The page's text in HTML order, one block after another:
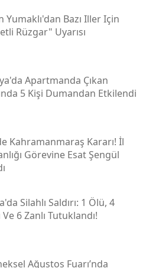
Yumaklı'dan Bazı Iller Için
Rüzgar" Uyarısı
Apartmanda Çıkan
5 Kişi Dumandan Etkilendi
Kahramanmaraş Kararı! İl
Görevine Esat Şengül
Silahlı Saldırı: 1 Ölü, 4
Ve 6 Zanlı Tutuklandı!
Ağustos Fuarı’nda